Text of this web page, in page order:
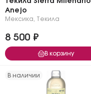
Anejo
Мексика Текила
8 500 ₽
В корзину
В наличии